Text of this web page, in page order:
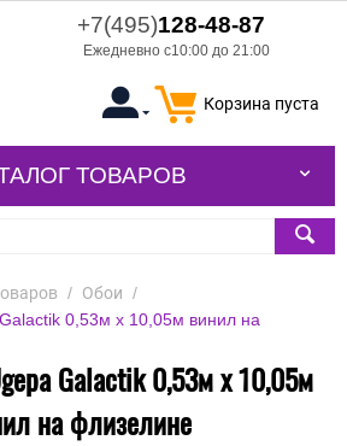
+7(495)128-48-87
Ежедневно с10:00 до 21:00
Корзина пуста
ТОВАРОВ
/ Обои /
0,53м x 10,05м винил на
Galactik 0,53м x 10,05м
на флизелине